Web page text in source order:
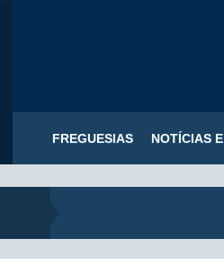
FREGUESIAS NOTÍCIAS